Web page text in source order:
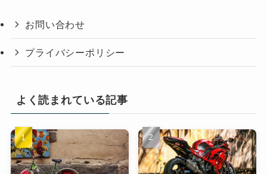
お問い合わせ
プライバシーポリシー
よく読まれている記事